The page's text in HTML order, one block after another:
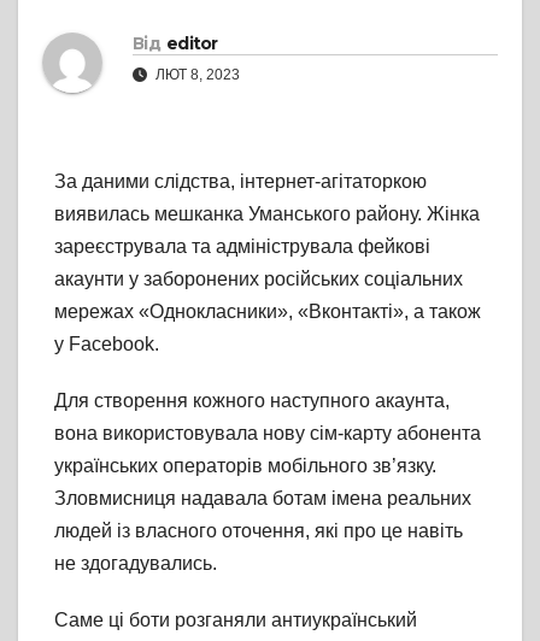
Від editor
ЛЮТ 8, 2023
За даними слідства, інтернет-агітаторкою
виявилась мешканка Уманського району. Жінка
зареєструвала та адмініструвала фейкові
акаунти у заборонених російських соціальних
мережах «Однокласники», «Вконтакті», а також
у Facebook.
Для створення кожного наступного акаунта,
вона використовувала нову сім-карту абонента
українських операторів мобільного зв’язку.
Зловмисниця надавала ботам імена реальних
людей із власного оточення, які про це навіть
не здогадувались.
Саме ці боти розганяли антиукраїнський